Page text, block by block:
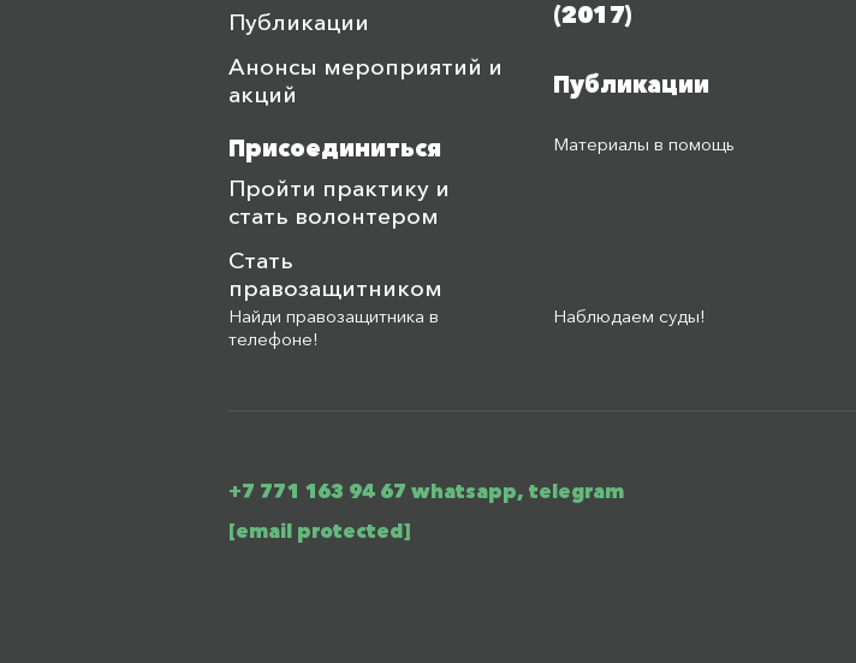
Публикации
Анонсы мероприятий и
акций
(2017)
Публикации
Присоединиться
Пройти практику и
стать волонтером
Стать
правозащитником
Материалы в помощь
Найди правозащитника в
телефоне!
Наблюдаем суды!
+7 771 163 94 67 whatsapp, telegram
[email protected]